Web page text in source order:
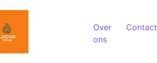
Over
ons
Contact